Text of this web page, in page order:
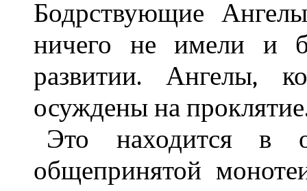
Бодрствующие
ничего не имели и
развитии. Ангелы,
осуждены на
Это находится в
общепринятой